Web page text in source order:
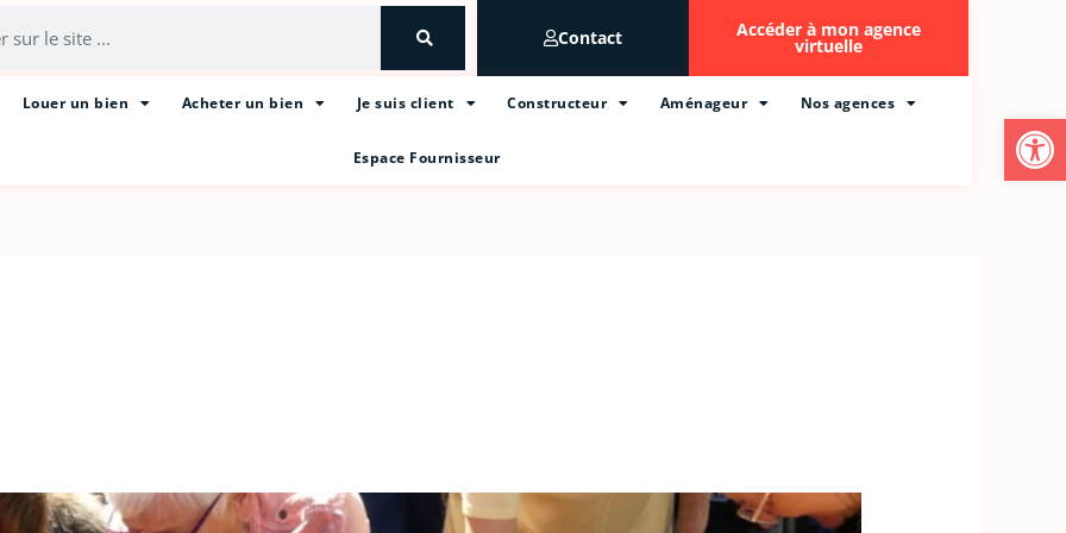
Ouvrir
Contact Accéder à mon agence
virtuelle
Louer un bien Acheter un bien Je suis client Constructeur Aménageur Nos agences
Espace Fournisseur